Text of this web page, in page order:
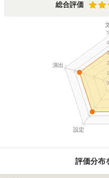
総合評価
設定
演出
0
1
2
3
4
5
評価分布